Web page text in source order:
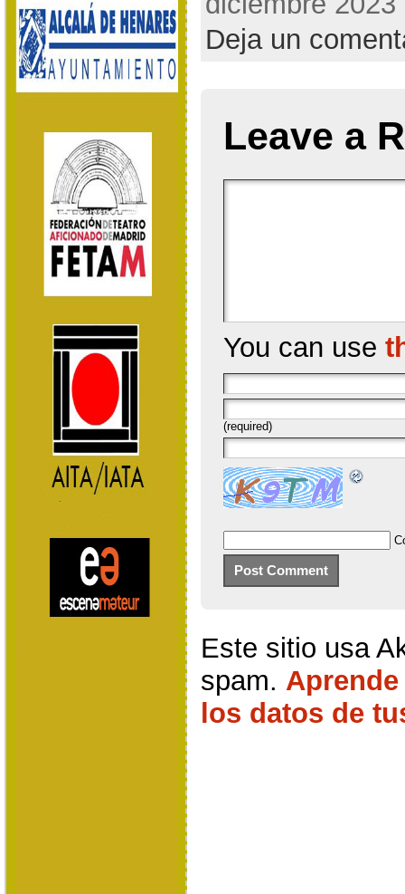
Deja un
Leave a
You can use
(required)
Este sitio usa
spam.
los datos de